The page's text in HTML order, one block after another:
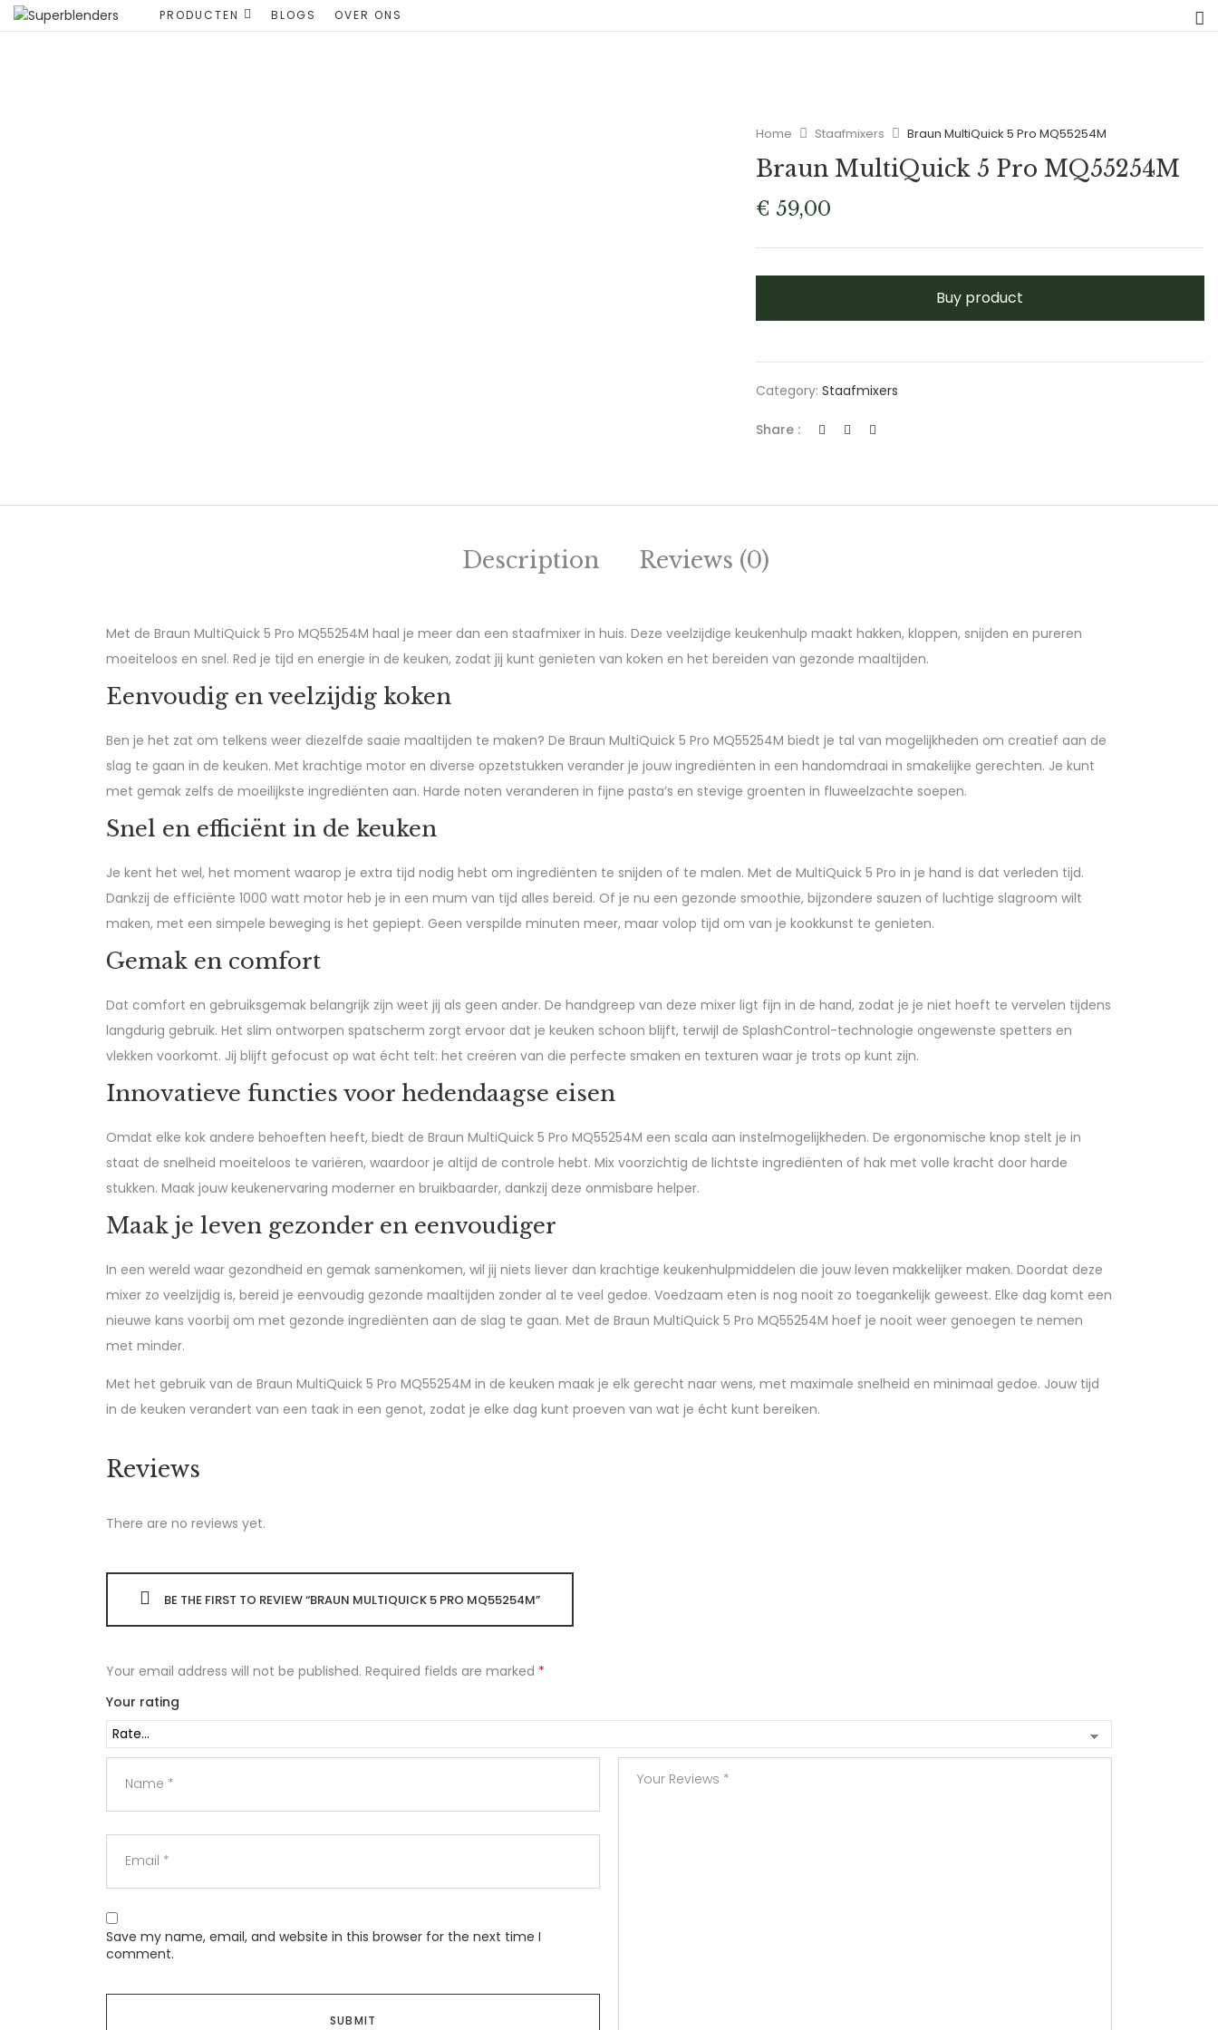
PRODUCTEN BLOGS OVER ONS
Home Staafmixers Braun MultiQuick 5 Pro MQ55254M
Braun MultiQuick 5 Pro MQ55254M
€ 59,00
Buy product
Category: Staafmixers
Share :
Description Reviews (0)
Met de Braun MultiQuick 5 Pro MQ55254M haal je meer dan een staafmixer in huis. Deze veelzijdige keukenhulp maakt hakken, kloppen, snijden en pureren
moeiteloos en snel. Red je tijd en energie in de keuken, zodat jij kunt genieten van koken en het bereiden van gezonde maaltijden.
Eenvoudig en veelzijdig koken
Ben je het zat om telkens weer diezelfde saaie maaltijden te maken? De Braun MultiQuick 5 Pro MQ55254M biedt je tal van mogelijkheden om creatief aan de
slag te gaan in de keuken. Met krachtige motor en diverse opzetstukken verander je jouw ingrediënten in een handomdraai in smakelijke gerechten. Je kunt
met gemak zelfs de moeilijkste ingrediënten aan. Harde noten veranderen in fijne pasta’s en stevige groenten in fluweelzachte soepen.
Snel en efficiënt in de keuken
Je kent het wel, het moment waarop je extra tijd nodig hebt om ingrediënten te snijden of te malen. Met de MultiQuick 5 Pro in je hand is dat verleden tijd.
Dankzij de efficiënte 1000 watt motor heb je in een mum van tijd alles bereid. Of je nu een gezonde smoothie, bijzondere sauzen of luchtige slagroom wilt
maken, met een simpele beweging is het gepiept. Geen verspilde minuten meer, maar volop tijd om van je kookkunst te genieten.
Gemak en comfort
Dat comfort en gebruiksgemak belangrijk zijn weet jij als geen ander. De handgreep van deze mixer ligt fijn in de hand, zodat je je niet hoeft te vervelen tijdens
langdurig gebruik. Het slim ontworpen spatscherm zorgt ervoor dat je keuken schoon blijft, terwijl de SplashControl-technologie ongewenste spetters en
vlekken voorkomt. Jij blijft gefocust op wat écht telt: het creëren van die perfecte smaken en texturen waar je trots op kunt zijn.
Innovatieve functies voor hedendaagse eisen
Omdat elke kok andere behoeften heeft, biedt de Braun MultiQuick 5 Pro MQ55254M een scala aan instelmogelijkheden. De ergonomische knop stelt je in
staat de snelheid moeiteloos te variëren, waardoor je altijd de controle hebt. Mix voorzichtig de lichtste ingrediënten of hak met volle kracht door harde
stukken. Maak jouw keukenervaring moderner en bruikbaarder, dankzij deze onmisbare helper.
Maak je leven gezonder en eenvoudiger
In een wereld waar gezondheid en gemak samenkomen, wil jij niets liever dan krachtige keukenhulpmiddelen die jouw leven makkelijker maken. Doordat deze
mixer zo veelzijdig is, bereid je eenvoudig gezonde maaltijden zonder al te veel gedoe. Voedzaam eten is nog nooit zo toegankelijk geweest. Elke dag komt een
nieuwe kans voorbij om met gezonde ingrediënten aan de slag te gaan. Met de Braun MultiQuick 5 Pro MQ55254M hoef je nooit weer genoegen te nemen
met minder.
Met het gebruik van de Braun MultiQuick 5 Pro MQ55254M in de keuken maak je elk gerecht naar wens, met maximale snelheid en minimaal gedoe. Jouw tijd
in de keuken verandert van een taak in een genot, zodat je elke dag kunt proeven van wat je écht kunt bereiken.
Reviews
There are no reviews yet.
BE THE FIRST TO REVIEW “BRAUN MULTIQUICK 5 PRO MQ55254M”
Your email address will not be published. Required fields are marked *
Your rating
Save my name, email, and website in this browser for the next time I
comment.